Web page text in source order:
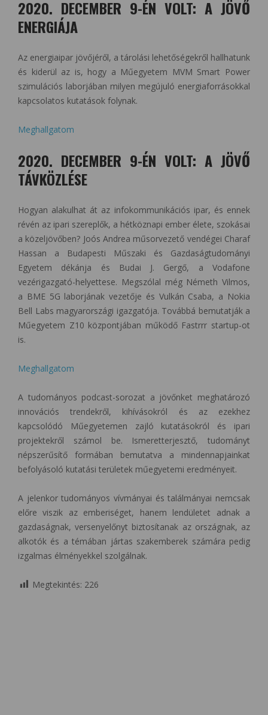
2020. DECEMBER 9-ÉN VOLT: A JÖVŐ
ENERGIÁJA
Az energiaipar jövőjéről, a tárolási lehetőségekről hallhatunk
és kiderül az is, hogy a Műegyetem MVM Smart Power
szimulációs laborjában milyen megújuló energiaforrásokkal
kapcsolatos kutatások folynak.
Meghallgatom
2020. DECEMBER 9-ÉN VOLT: A JÖVŐ
TÁVKÖZLÉSE
Hogyan alakulhat át az infokommunikációs ipar, és ennek
révén az ipari szereplők, a hétköznapi ember élete, szokásai
a közeljövőben? Joós Andrea műsorvezető vendégei Charaf
Hassan a Budapesti Műszaki és Gazdaságtudományi
Egyetem dékánja és Budai J. Gergő, a Vodafone
vezérigazgató-helyettese. Megszólal még Németh Vilmos,
a BME 5G laborjának vezetője és Vulkán Csaba, a Nokia
Bell Labs magyarországi igazgatója. Továbbá bemutatják a
Műegyetem Z10 központjában működő Fastrrr startup-ot
is.
Meghallgatom
A tudományos podcast-sorozat a jövőnket meghatározó
innovációs trendekről, kihívásokról és az ezekhez
kapcsolódó Műegyetemen zajló kutatásokról és ipari
projektekről számol be. Ismeretterjesztő, tudományt
népszerűsítő formában bemutatva a mindennapjainkat
befolyásoló kutatási területek műegyetemi eredményeit.
A jelenkor tudományos vívmányai és találmányai nemcsak
előre viszik az emberiséget, hanem lendületet adnak a
gazdaságnak, versenyelőnyt biztosítanak az országnak, az
alkotók és a témában jártas szakemberek számára pedig
izgalmas élményekkel szolgálnak.
Megtekintés: 226